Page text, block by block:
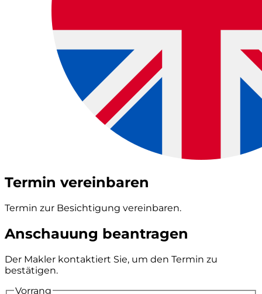
Termin vereinbaren
Termin zur Besichtigung vereinbaren.
Anschauung beantragen
Der Makler kontaktiert Sie, um den Termin zu
bestätigen.
Vorrang